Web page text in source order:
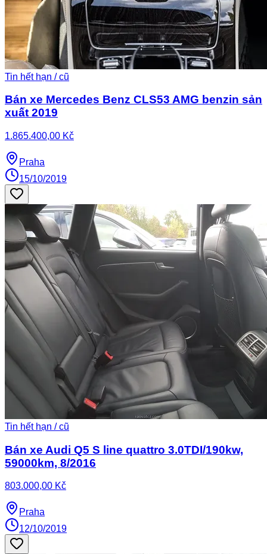
Tin hết hạn / cũ
Bán xe Mercedes Benz CLS53 AMG benzin sản
xuất 2019
1.865.400,00 Kč
Praha
15/10/2019
Tin hết hạn / cũ
Bán xe Audi Q5 S line quattro 3.0TDI/190kw,
59000km, 8/2016
803.000,00 Kč
Praha
12/10/2019